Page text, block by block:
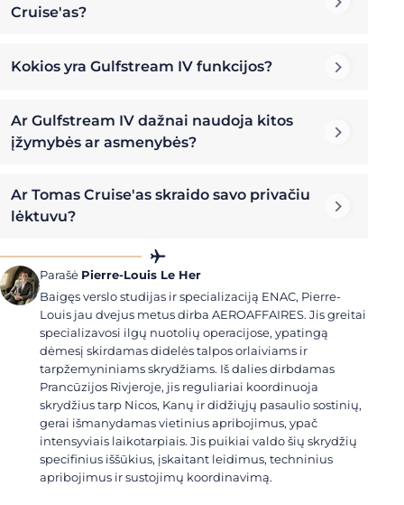
Cruise'as?
Kokios yra Gulfstream IV funkcijos?
Ar Gulfstream IV dažnai naudoja kitos
įžymybės ar asmenybės?
Ar Tomas Cruise'as skraido savo privačiu
lėktuvu?
Parašė Pierre-Louis Le Her
Baigęs verslo studijas ir specializaciją ENAC, Pierre-
Louis jau dvejus metus dirba AEROAFFAIRES. Jis greitai
specializavosi ilgų nuotolių operacijose, ypatingą
dėmesį skirdamas didelės talpos orlaiviams ir
tarpžemyniniams skrydžiams. Iš dalies dirbdamas
Prancūzijos Rivjeroje, jis reguliariai koordinuoja
skrydžius tarp Nicos, Kanų ir didžiųjų pasaulio sostinių,
gerai išmanydamas vietinius apribojimus, ypač
intensyviais laikotarpiais. Jis puikiai valdo šių skrydžių
specifinius iššūkius, įskaitant leidimus, techninius
apribojimus ir sustojimų koordinavimą.